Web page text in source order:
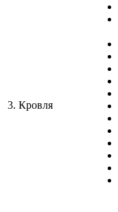
3. Кровля